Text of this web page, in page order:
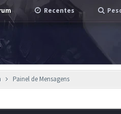
Recentes
Painel de Mensagens